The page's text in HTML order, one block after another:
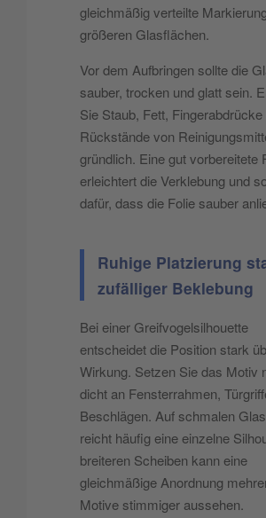
gleichmäßig verteilte
größeren Glasflächen.
Vor dem Aufbringen sollte die
sauber, trocken und glatt sein.
Sie Staub, Fett, Fingerabdrücke
Rückstände von
gründlich. Eine gut vorbereitete
erleichtert die Verklebung und
dafür, dass die Folie sauber
Ruhige Platzierung
zufälliger Beklebung
Bei einer Greifvogelsilhouette
entscheidet die Position stark
Wirkung. Setzen Sie das Motiv
dicht an Fensterrahmen,
Beschlägen. Auf schmalen
reicht häufig eine einzelne
breiteren Scheiben kann eine
gleichmäßige Anordnung
Motive stimmiger aussehen.